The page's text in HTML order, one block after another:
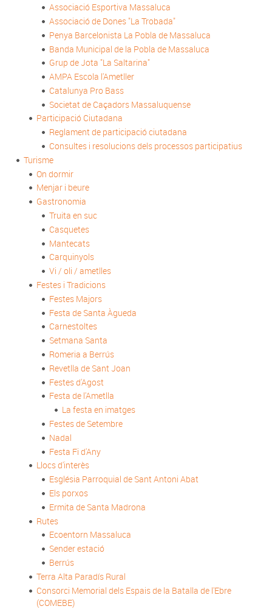
Associació Esportiva Massaluca
Associació de Dones "La Trobada"
Penya Barcelonista La Pobla de Massaluca
Banda Municipal de la Pobla de Massaluca
Grup de Jota "La Saltarina"
AMPA Escola l'Ametller
Catalunya Pro Bass
Societat de Caçadors Massaluquense
Participació Ciutadana
Reglament de participació ciutadana
Consultes i resolucions dels processos participatius
Turisme
On dormir
Menjar i beure
Gastronomia
Truita en suc
Casquetes
Mantecats
Carquinyols
Vi / oli / ametlles
Festes i Tradicions
Festes Majors
Festa de Santa Àgueda
Carnestoltes
Setmana Santa
Romeria a Berrús
Revetlla de Sant Joan
Festes d'Agost
Festa de l'Ametlla
La festa en imatges
Festes de Setembre
Nadal
Festa Fi d'Any
Llocs d'interès
Església Parroquial de Sant Antoni Abat
Els porxos
Ermita de Santa Madrona
Rutes
Ecoentorn Massaluca
Sender estació
Berrús
Terra Alta Paradís Rural
Consorci Memorial dels Espais de la Batalla de l'Ebre
(COMEBE)